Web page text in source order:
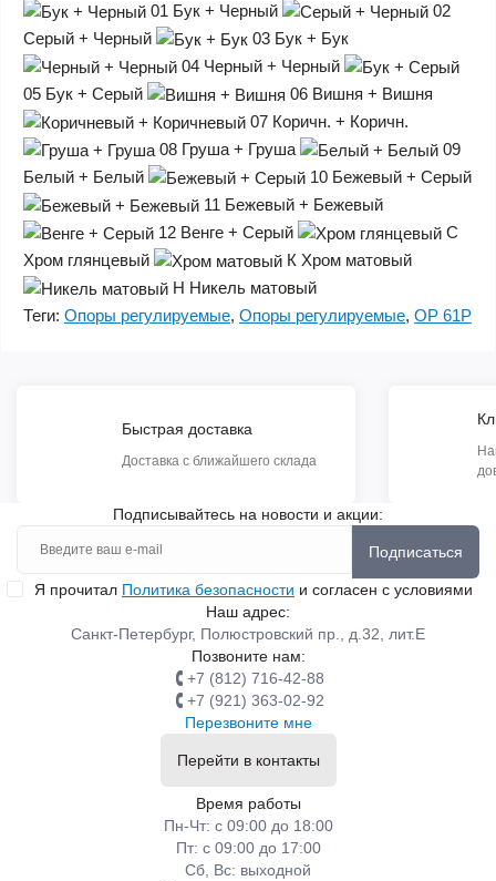
01 Бук + Черный
02
Серый + Черный
03 Бук + Бук
04 Черный + Черный
05 Бук + Серый 06 Вишня + Вишня
07 Коричн. + Коричн.
08 Груша + Груша
09
Белый + Белый
10 Бежевый + Серый
11 Бежевый + Бежевый
12 Венге + Серый
С
Хром глянцевый
К Хром матовый
Н Никель матовый
Теги: Опоры регулируемые, Опоры регулируемые, ОР 61Р
Быстрая доставка
Доставка с ближайшего склада
Подписывайтесь на новости и акции:
Подписаться
Я прочитал Политика безопасности и согласен с условиями
Наш адрес:
Санкт-Петербург, Полюстровский пр., д.32, лит.Е
Позвоните нам:
+7 (812) 716-42-88
+7 (921) 363-02-92
Перезвоните мне
Перейти в контакты
Время работы
Пн-Чт: с 09:00 до 18:00
Пт: с 09:00 до 17:00
Сб, Вс: выходной